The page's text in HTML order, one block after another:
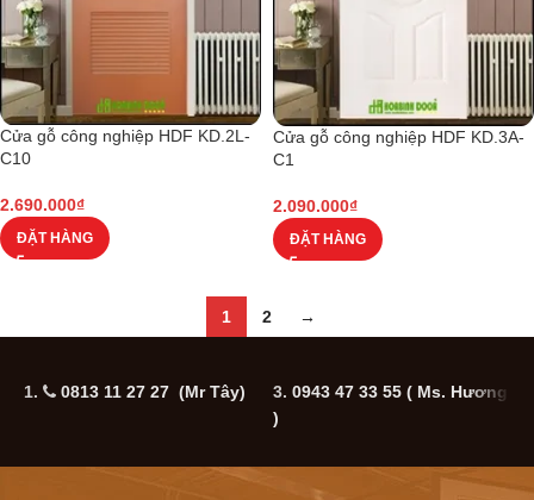
Cửa gỗ công nghiệp HDF KD.2L-
C10
2.690.000₫
ĐẶT HÀNG
Cửa gỗ công nghiệp HDF KD.3A-
C1
2.090.000₫
ĐẶT HÀNG
1 2 →
1. 0813 11 27 27 (Mr Tây) 3. 0943 47 33 55 ( Ms. Hương
)